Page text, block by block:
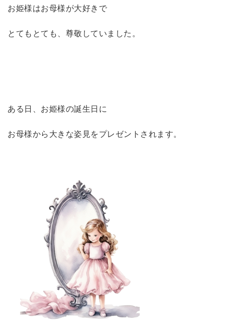
お姫様はお母様が大好きで
とてもとても、尊敬していました。
ある日、お姫様の誕生日に
お母様から大きな姿見をプレゼントされます。